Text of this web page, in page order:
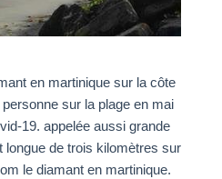
en martinique sur la côte
sur la plage en mai
19. appelée aussi grande
longue de trois kilomètres sur
le diamant en martinique.